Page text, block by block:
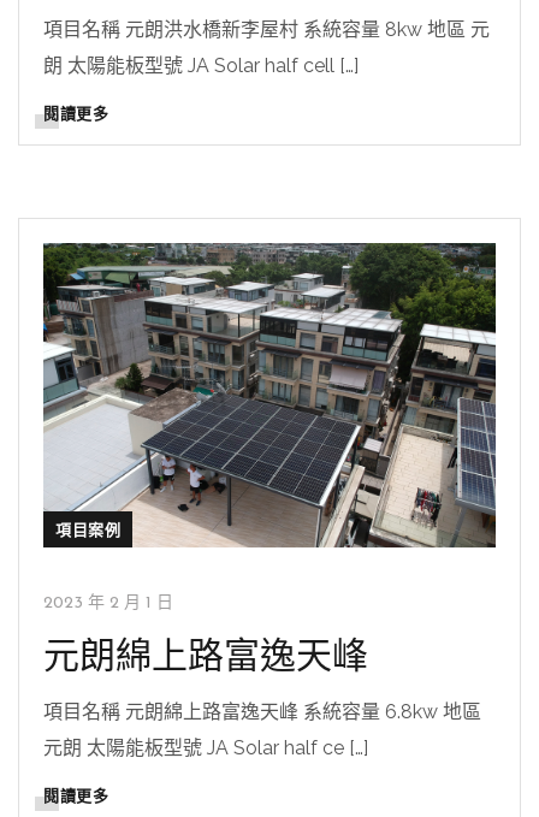
項目名稱 元朗洪水橋新李屋村 系統容量 8kw 地區 元
朗 太陽能板型號 JA Solar half cell […]
閱讀更多
項目案例
2023 年 2 月 1 日
元朗綿上路富逸天峰
項目名稱 元朗綿上路富逸天峰 系統容量 6.8kw 地區
元朗 太陽能板型號 JA Solar half ce […]
閱讀更多